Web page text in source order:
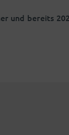
und bereits